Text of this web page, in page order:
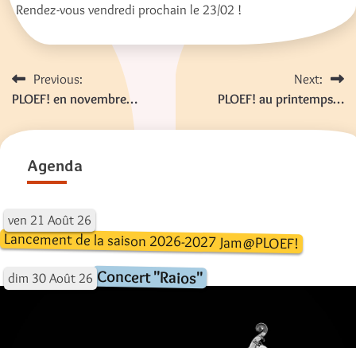
Rendez-vous vendredi prochain le 23/02 !
Navigation
de
l’article
Previous:
PLOEF! en novembre…
Next:
PLOEF! au printemps…
Agenda
ven 21 Août 26
Lancement de la saison 2026-2027 Jam@PLOEF!
dim 30 Août 26 Concert "Raios"